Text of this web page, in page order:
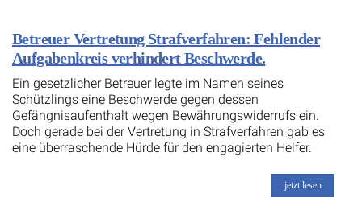
Betreuer Vertretung Strafverfahren: Fehlender
Aufgabenkreis verhindert Beschwerde.
Ein gesetzlicher Betreuer legte im Namen seines
Schützlings eine Beschwerde gegen dessen
Gefängnisaufenthalt wegen Bewährungswiderrufs ein.
Doch gerade bei der Vertretung in Strafverfahren gab es
eine überraschende Hürde für den engagierten Helfer.
jetzt lesen